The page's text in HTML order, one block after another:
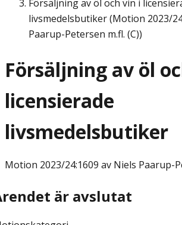
Försäljning av öl och vin i
livsmedelsbutiker (Motion 2023/
Paarup-Petersen m.fl. (C))
Försäljning av öl
licensierade
livsmedelsbutiker
Motion 2023/24:1609 av Niels Paarup-
är avslutat